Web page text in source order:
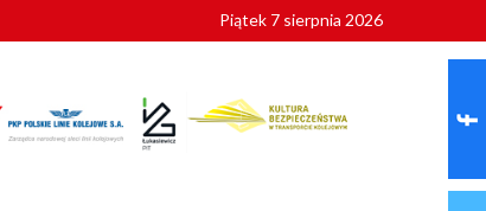
Piątek 7 sierpnia 2026